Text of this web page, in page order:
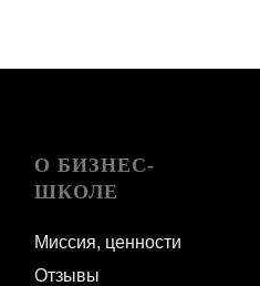
О БИЗНЕС-
ШКОЛЕ
Миссия, ценности
Отзывы